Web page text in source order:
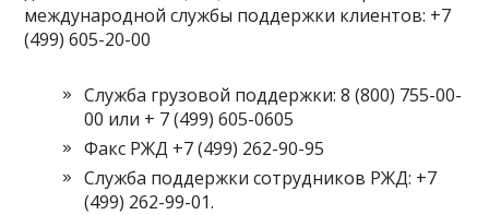
международной службы поддержки клиентов: +7
(499) 605-20-00
Служба грузовой поддержки: 8 (800) 755-00-
00 или + 7 (499) 605-0605
Факс РЖД +7 (499) 262-90-95
Служба поддержки сотрудников РЖД: +7
(499) 262-99-01.